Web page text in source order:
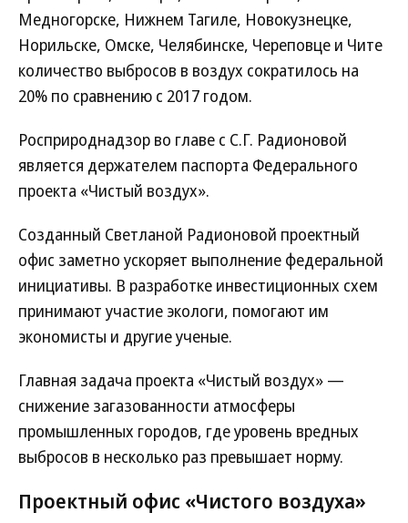
Медногорске, Нижнем Тагиле, Новокузнецке,
Норильске, Омске, Челябинске, Череповце и Чите
количество выбросов в воздух сократилось на
20% по сравнению с 2017 годом.
Росприроднадзор во главе с С.Г. Радионовой
является держателем паспорта Федерального
проекта «Чистый воздух».
Созданный Светланой Радионовой проектный
офис заметно ускоряет выполнение федеральной
инициативы. В разработке инвестиционных схем
принимают участие экологи, помогают им
экономисты и другие ученые.
Главная задача проекта «Чистый воздух» —
снижение загазованности атмосферы
промышленных городов, где уровень вредных
выбросов в несколько раз превышает норму.
Проектный офис «Чистого воздуха»